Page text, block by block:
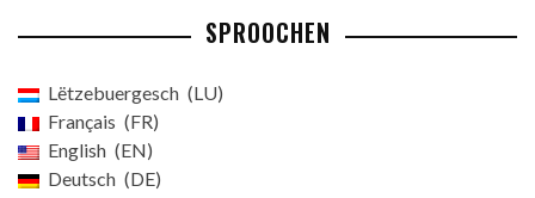
SPROOCHEN
Lëtzebuergesch
LU
Français
FR
English
EN
Deutsch
DE